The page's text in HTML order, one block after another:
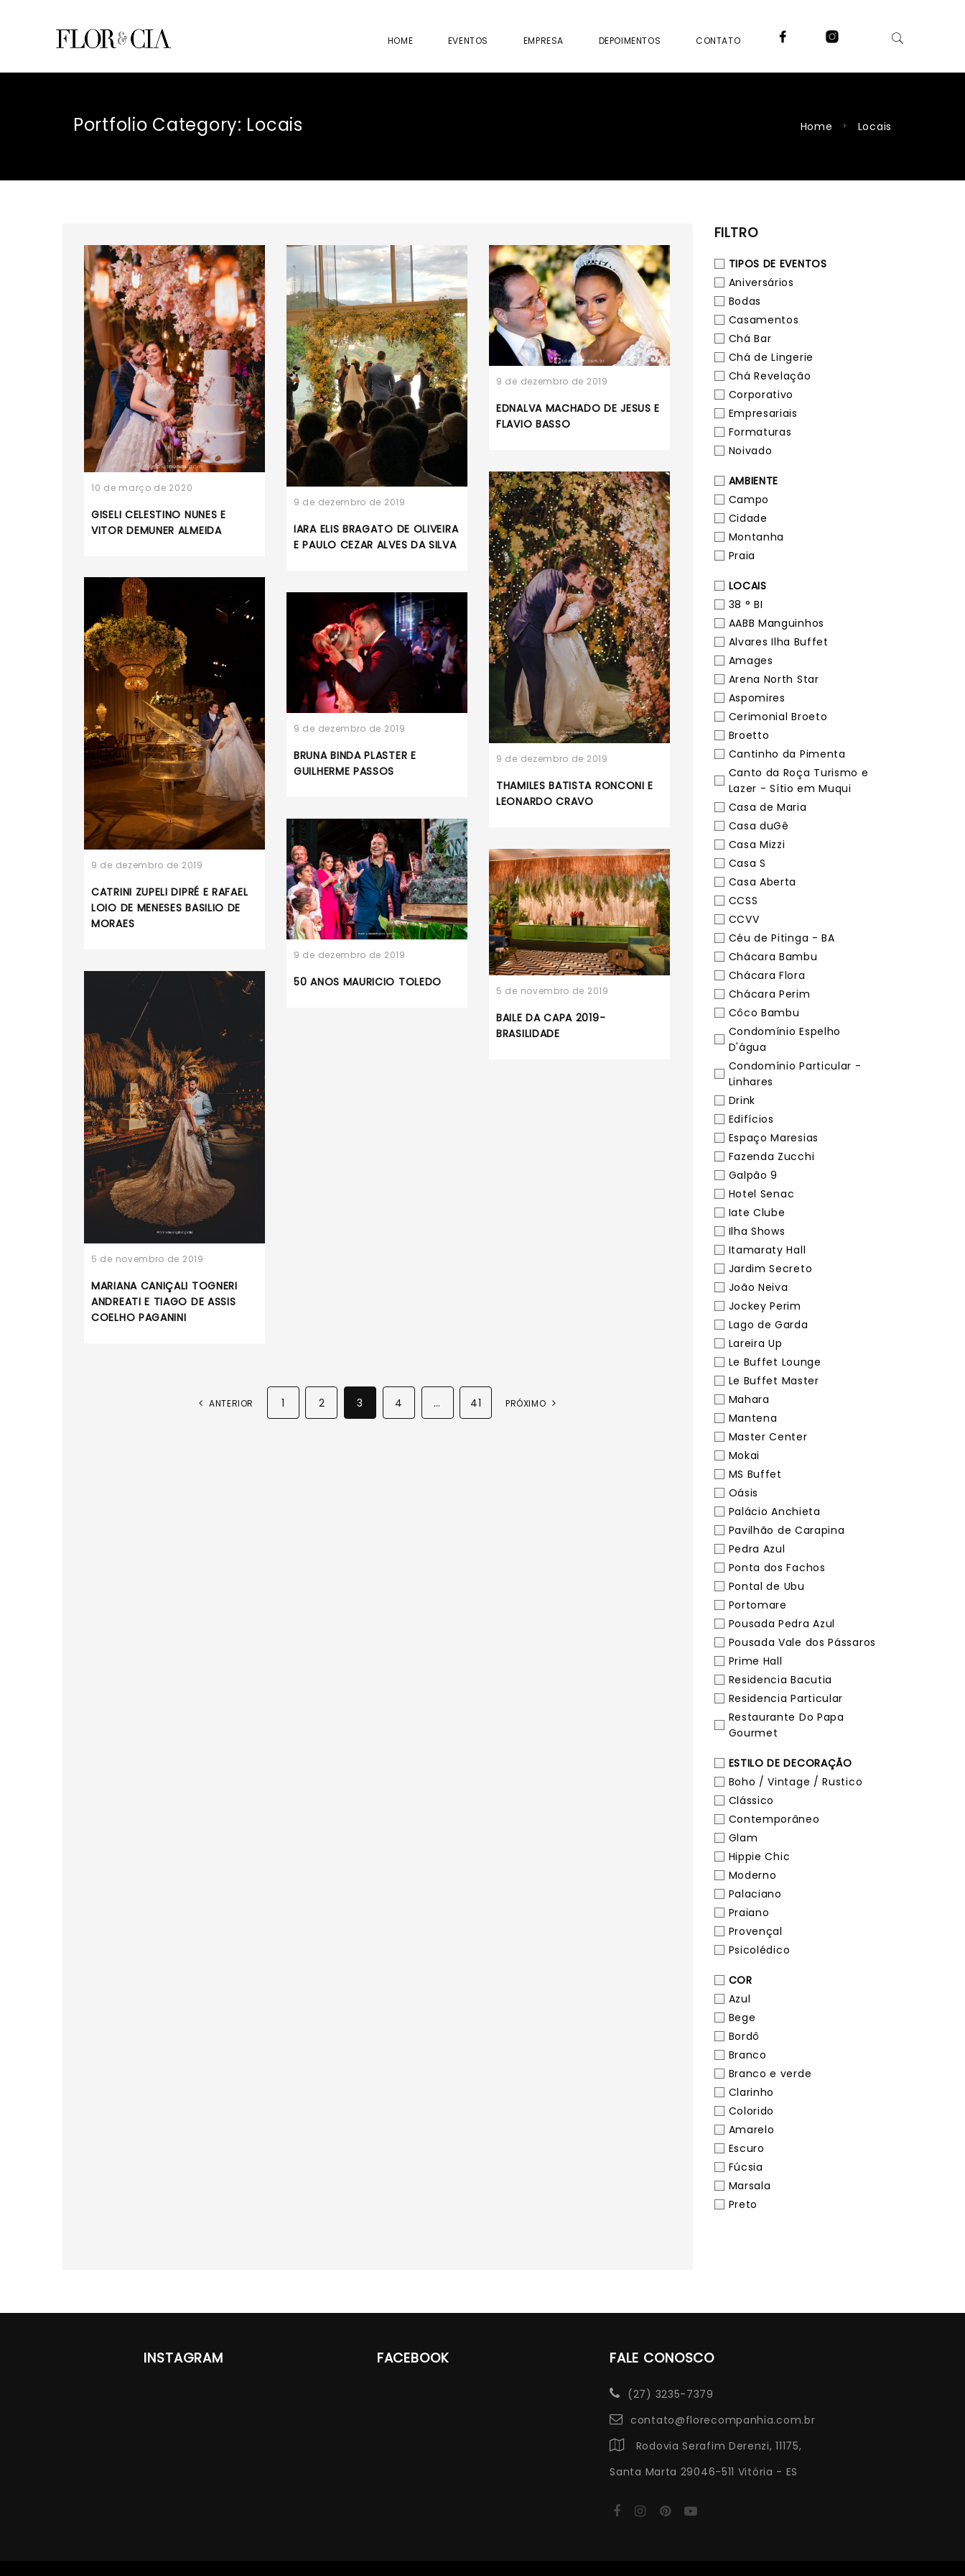
HOME EVENTOS EMPRESA DEPOIMENTOS CONTATO
Portfolio Category: Locais Home Locais
10 de março de 2020
GISELI CELESTINO NUNES E
VITOR DEMUNER ALMEIDA
9 de dezembro de 2019
IARA ELIS BRAGATO DE OLIVEIRA
E PAULO CEZAR ALVES DA SILVA
9 de dezembro de 2019
EDNALVA MACHADO DE JESUS E
FLAVIO BASSO
9 de dezembro de 2019
THAMILES BATISTA RONCONI E
LEONARDO CRAVO
9 de dezembro de 2019
CATRINI ZUPELI DIPRÉ E RAFAEL
LOIO DE MENESES BASILIO DE
MORAES
9 de dezembro de 2019
BRUNA BINDA PLASTER E
GUILHERME PASSOS
9 de dezembro de 2019
50 ANOS MAURICIO TOLEDO
5 de novembro de 2019
BAILE DA CAPA 2019-
BRASILIDADE
5 de novembro de 2019
MARIANA CANIÇALI TOGNERI
ANDREATI E TIAGO DE ASSIS
COELHO PAGANINI
ANTERIOR 1 2 3 4 … 41 PRÓXIMO
FILTRO
TIPOS DE EVENTOS
Aniversários
Bodas
Casamentos
Chá Bar
Chá de Lingerie
Chá Revelação
Corporativo
Empresariais
Formaturas
Noivado
AMBIENTE
Campo
Cidade
Montanha
Praia
LOCAIS
38 ° BI
AABB Manguinhos
Alvares Ilha Buffet
Amages
Arena North Star
Aspomires
Cerimonial Broeto
Broetto
Cantinho da Pimenta
Canto da Roça Turismo e
Lazer - Sítio em Muqui
Casa de Maria
Casa duGê
Casa Mizzi
Casa S
Casa Aberta
CCSS
CCVV
Céu de Pitinga - BA
Chácara Bambu
Chácara Flora
Chácara Perim
Côco Bambu
Condomínio Espelho
D'água
Condomínio Particular -
Linhares
Drink
Edifícios
Espaço Maresias
Fazenda Zucchi
Galpão 9
Hotel Senac
Iate Clube
Ilha Shows
Itamaraty Hall
Jardim Secreto
João Neiva
Jockey Perim
Lago de Garda
Lareira Up
Le Buffet Lounge
Le Buffet Master
Mahara
Mantena
Master Center
Mokai
MS Buffet
Oásis
Palácio Anchieta
Pavilhão de Carapina
Pedra Azul
Ponta dos Fachos
Pontal de Ubu
Portomare
Pousada Pedra Azul
Pousada Vale dos Pássaros
Prime Hall
Residencia Bacutia
Residencia Particular
Restaurante Do Papa
Gourmet
ESTILO DE DECORAÇÃO
Boho / Vintage / Rustico
Clássico
Contemporâneo
Glam
Hippie Chic
Moderno
Palaciano
Praiano
Provençal
Psicolédico
COR
Azul
Bege
Bordô
Branco
Branco e verde
Clarinho
Colorido
Amarelo
Escuro
Fúcsia
Marsala
Preto
INSTAGRAM FACEBOOK FALE CONOSCO
(27) 3235-7379
contato@florecompanhia.com.br
Rodovia Serafim Derenzi, 11175,
Santa Marta 29046-511 Vitória - ES